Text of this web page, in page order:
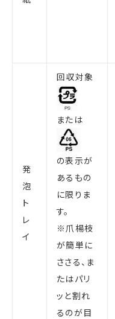
発
泡
ト
レ
イ
回収対象
または
の表示が
あるもの
に限りま
す。
※爪楊枝
が簡単に
ささる、ま
たはパリ
ッと割れ
るのが目